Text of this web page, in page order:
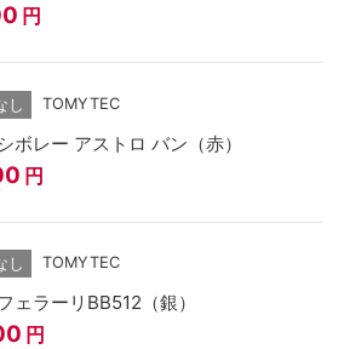
円
し TOMYTEC
ボレー アストロ バン（赤）
円
し TOMYTEC
ェラーリBB512（銀）
円